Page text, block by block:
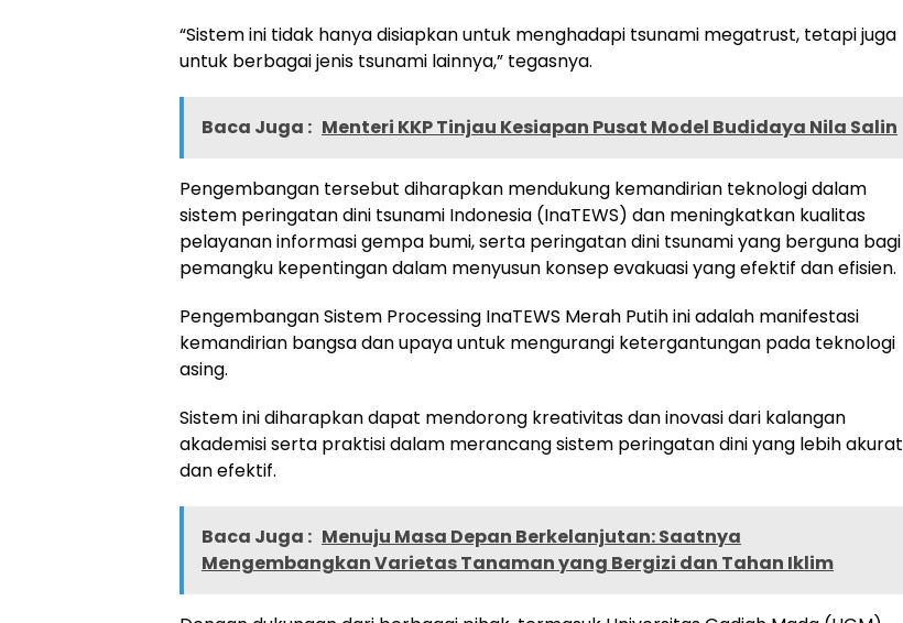
“Sistem ini tidak hanya disiapkan untuk menghadapi tsunami megatrust, tetapi juga
untuk berbagai jenis tsunami lainnya,” tegasnya.
Baca Juga : Menteri KKP Tinjau Kesiapan Pusat Model Budidaya Nila Salin
Pengembangan tersebut diharapkan mendukung kemandirian teknologi dalam
sistem peringatan dini tsunami Indonesia (InaTEWS) dan meningkatkan kualitas
pelayanan informasi gempa bumi, serta peringatan dini tsunami yang berguna bagi
pemangku kepentingan dalam menyusun konsep evakuasi yang efektif dan efisien.
Pengembangan Sistem Processing InaTEWS Merah Putih ini adalah manifestasi
kemandirian bangsa dan upaya untuk mengurangi ketergantungan pada teknologi
asing.
Sistem ini diharapkan dapat mendorong kreativitas dan inovasi dari kalangan
akademisi serta praktisi dalam merancang sistem peringatan dini yang lebih akurat
dan efektif.
Baca Juga : Menuju Masa Depan Berkelanjutan: Saatnya
Mengembangkan Varietas Tanaman yang Bergizi dan Tahan Iklim